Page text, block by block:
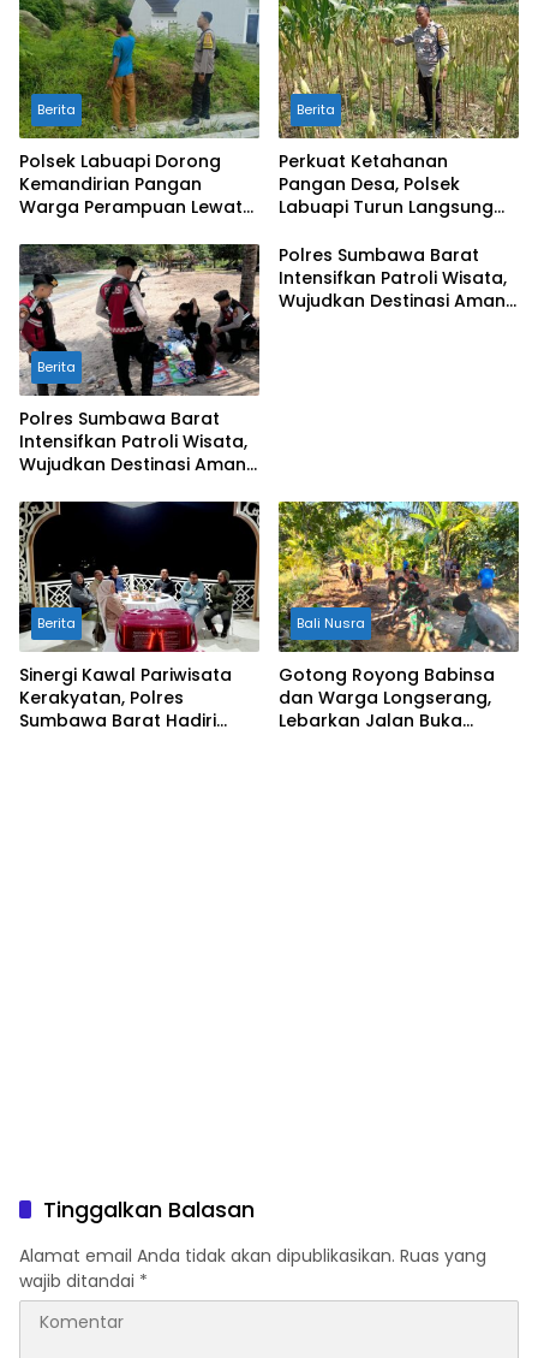
Berita
Polsek Labuapi Dorong
Kemandirian Pangan
Warga Perampuan Lewat
Rumah
Berita
Perkuat Ketahanan
Pangan Desa, Polsek
Labuapi Turun Langsung
Berita
Polres Sumbawa Barat
Intensifkan Patroli Wisata,
Wujudkan Destinasi Aman
Masyarakat
Polres Sumbawa Barat
Intensifkan Patroli Wisata,
Wujudkan Destinasi Aman
Berita
Sinergi Kawal Pariwisata
Kerakyatan, Polres
Sumbawa Barat Hadiri
Bali Nusra
Gotong Royong Babinsa
dan Warga Longserang,
Lebarkan Jalan Buka
Tinggalkan Balasan
Alamat email Anda tidak akan dipublikasikan. Ruas yang
wajib ditandai *